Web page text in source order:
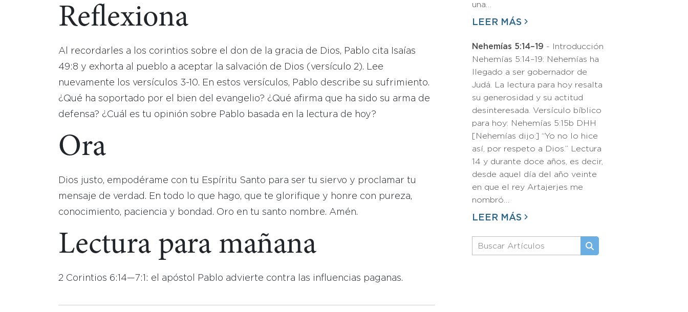
Reflexiona
Al recordarles a los corintios sobre el don de la gracia de Dios, Pablo cita Isaías
49:8 y exhorta al pueblo a aceptar la salvación de Dios (versículo 2). Lee
nuevamente los versículos 3-10. En estos versículos, Pablo describe su sufrimiento.
¿Qué ha soportado por el bien del evangelio? ¿Qué afirma que ha sido su arma de
defensa? ¿Cuál es tu opinión sobre Pablo basada en la lectura de hoy?
Ora
Dios justo, empodérame con tu Espíritu Santo para ser tu siervo y proclamar tu
mensaje de verdad. En todo lo que hago, que te glorifique y honre con pureza,
conocimiento, paciencia y bondad. Oro en tu santo nombre. Amén.
Lectura para mañana
2 Corintios 6:14—7:1: el apóstol Pablo advierte contra las influencias paganas.
una…
LEER MÁS
Nehemías 5:14–19 - Introducción
Nehemías 5:14–19: Nehemías ha
llegado a ser gobernador de
Judá. La lectura para hoy resalta
su generosidad y su actitud
desinteresada. Versículo bíblico
para hoy: Nehemías 5:15b DHH
[Nehemías dijo:] “Yo no lo hice
así, por respeto a Dios.” Lectura
14 y durante doce años, es decir,
desde aquel día del año veinte
en que el rey Artajerjes me
nombró…
LEER MÁS